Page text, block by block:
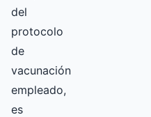
del
protocolo
de
vacunación
empleado,
es